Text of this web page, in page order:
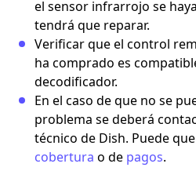
el sensor infrarrojo se
tendrá que reparar.
Verificar que el control
ha comprado es
decodificador.
En el caso de que no se
problema se deberá
técnico de Dish. Puede
cobertura o de pagos.